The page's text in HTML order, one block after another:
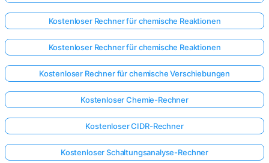
Kostenloser Rechner für chemische Reaktionen
Kostenloser Rechner für chemische Reaktionen
Kostenloser Rechner für chemische Verschiebungen
Kostenloser Chemie-Rechner
Kostenloser CIDR-Rechner
Kostenloser Schaltungsanalyse-Rechner